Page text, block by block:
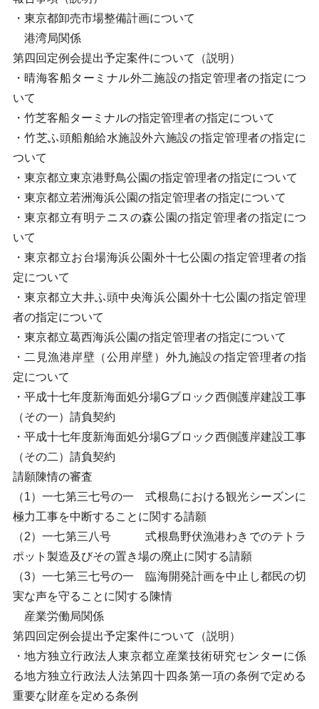
・東京都卸売市場整備計画について
港湾局関係
第四回定例会提出予定案件について（説明）
・晴海客船ターミナル外二施設の指定管理者の指定につ
いて
・竹芝客船ターミナルの指定管理者の指定について
・竹芝ふ頭船舶給水施設外六施設の指定管理者の指定に
ついて
・東京都立東京港野鳥公園の指定管理者の指定について
・東京都立若洲海浜公園の指定管理者の指定について
・東京都立有明テニスの森公園の指定管理者の指定につ
いて
・東京都立お台場海浜公園外十七公園の指定管理者の指
定について
・東京都立大井ふ頭中央海浜公園外十七公園の指定管理
者の指定について
・東京都立葛西海浜公園の指定管理者の指定について
・二見漁港岸壁（公用岸壁）外九施設の指定管理者の指
定について
・平成十七年度新海面処分場Gブロック西側護岸建設工事
（その一）請負契約
・平成十七年度新海面処分場Gブロック西側護岸建設工事
（その二）請負契約
請願陳情の審査
（1）一七第三七号の一 式根島における観光シーズンに
極力工事を中断することに関する請願
（2）一七第三八号 式根島野伏漁港わきでのテトラ
ポット製造及びその置き場の廃止に関する請願
（3）一七第三七号の一 臨海開発計画を中止し都民の切
実な声を守ることに関する陳情
産業労働局関係
第四回定例会提出予定案件について（説明）
・地方独立行政法人東京都立産業技術研究センターに係
る地方独立行政法人法第四十四条第一項の条例で定める
重要な財産を定める条例